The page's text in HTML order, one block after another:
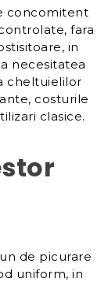
concomitent
fara
in
necesitatea
cheltuielilor
costurile
clasice.
de picurare
uniform, in